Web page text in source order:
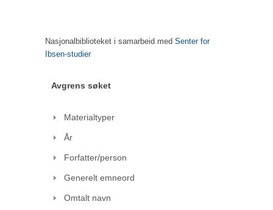
Nasjonalbiblioteket i samarbeid med Senter for
Ibsen-studier
Avgrens søket
Materialtyper
År
Forfatter/person
Generelt emneord
Omtalt navn